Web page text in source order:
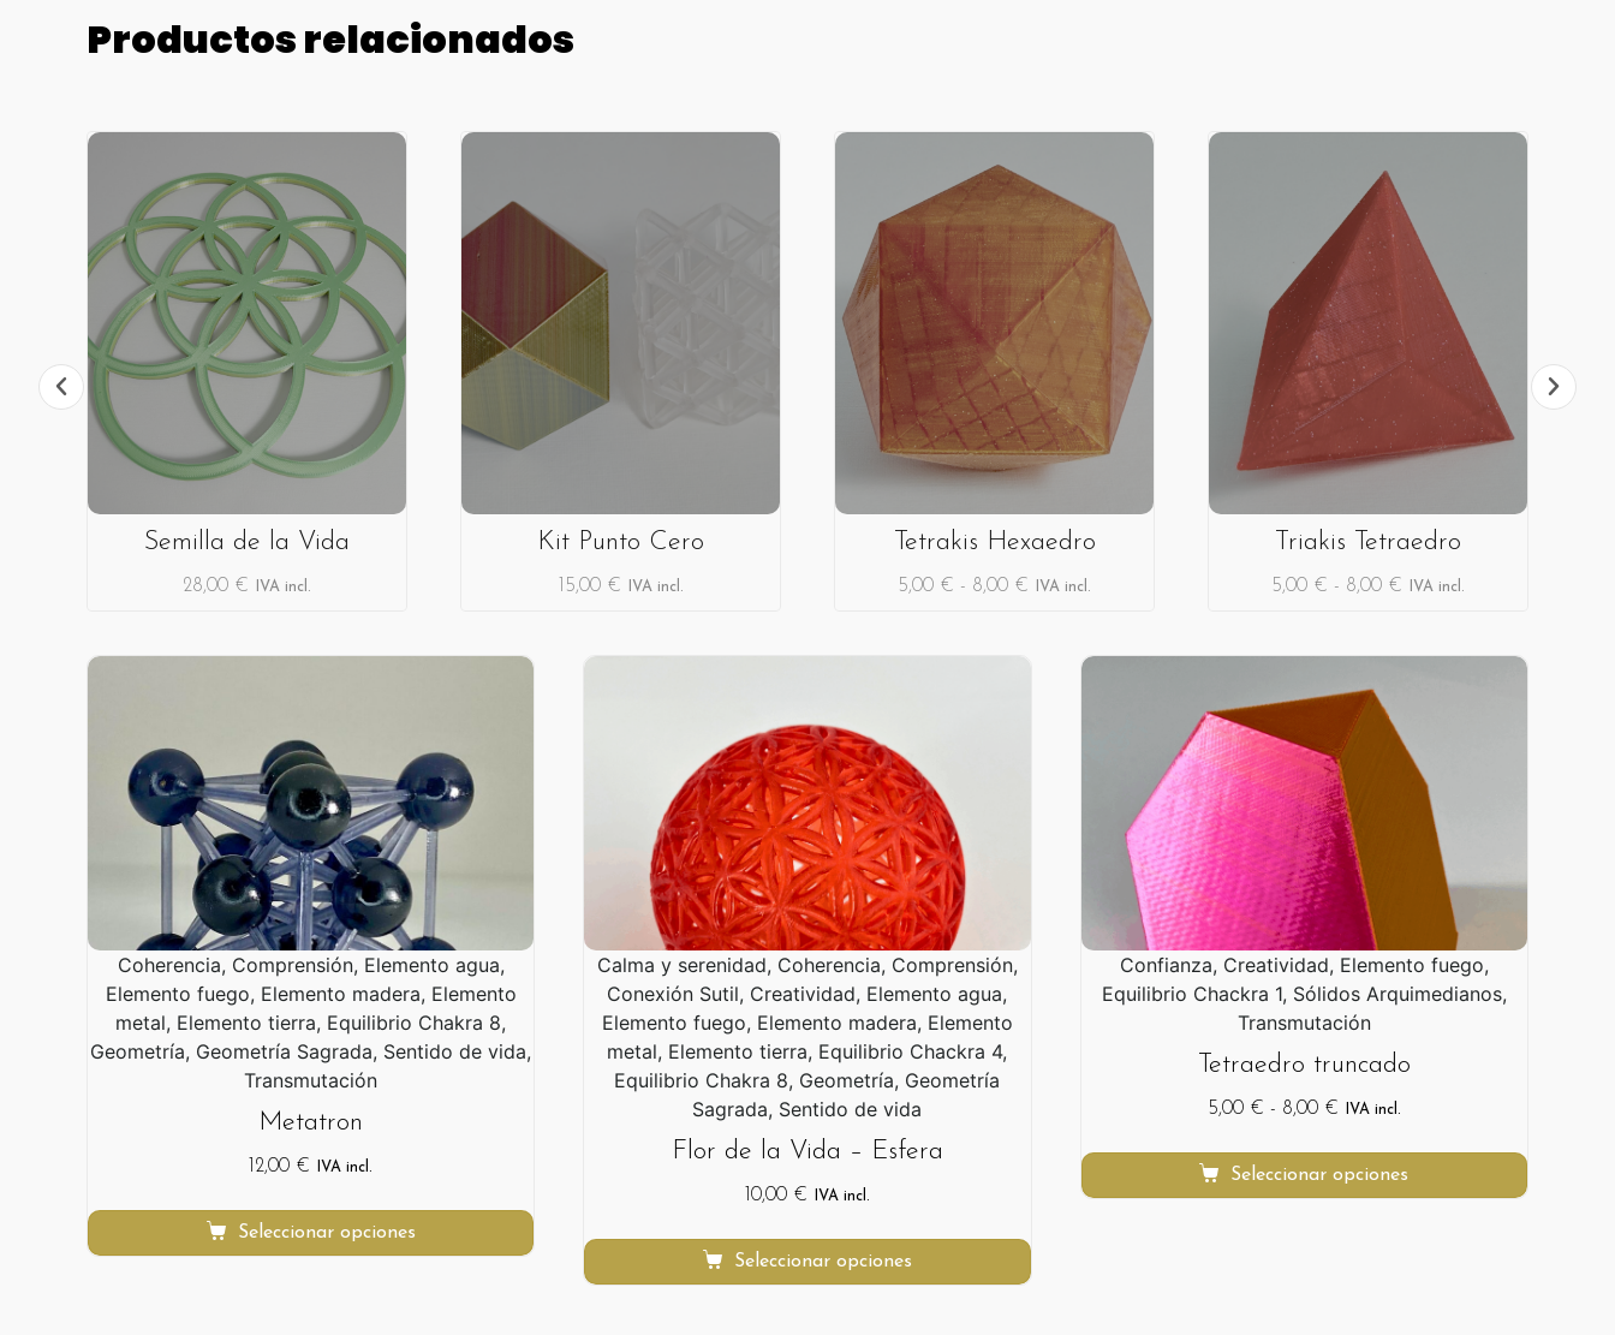
Productos relacionados
Semilla de la Vida
28,00 € IVA incl.
Kit Punto Cero
15,00 € IVA incl.
Tetrakis Hexaedro
5,00 € - 8,00 € IVA incl.
Triakis Tetraedro
5,00 € - 8,00 € IVA incl.
Metatron
12,00 € IVA incl.
Coherencia, Comprensión, Elemento agua,
Elemento fuego, Elemento madera, Elemento
metal, Elemento tierra, Equilibrio Chakra 8,
Geometría, Geometría Sagrada, Sentido de vida,
Transmutación
Seleccionar opciones
Flor de la Vida – Esfera
10,00 € IVA incl.
Calma y serenidad, Coherencia, Comprensión,
Conexión Sutil, Creatividad, Elemento agua,
Elemento fuego, Elemento madera, Elemento
metal, Elemento tierra, Equilibrio Chackra 4,
Equilibrio Chakra 8, Geometría, Geometría
Sagrada, Sentido de vida
Seleccionar opciones
Tetraedro truncado
5,00 € - 8,00 € IVA incl.
Confianza, Creatividad, Elemento fuego,
Equilibrio Chackra 1, Sólidos Arquimedianos,
Transmutación
Seleccionar opciones